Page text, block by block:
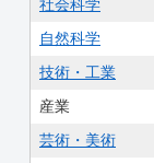
社会科学
自然科学
技術・工業
産業
芸術・美術